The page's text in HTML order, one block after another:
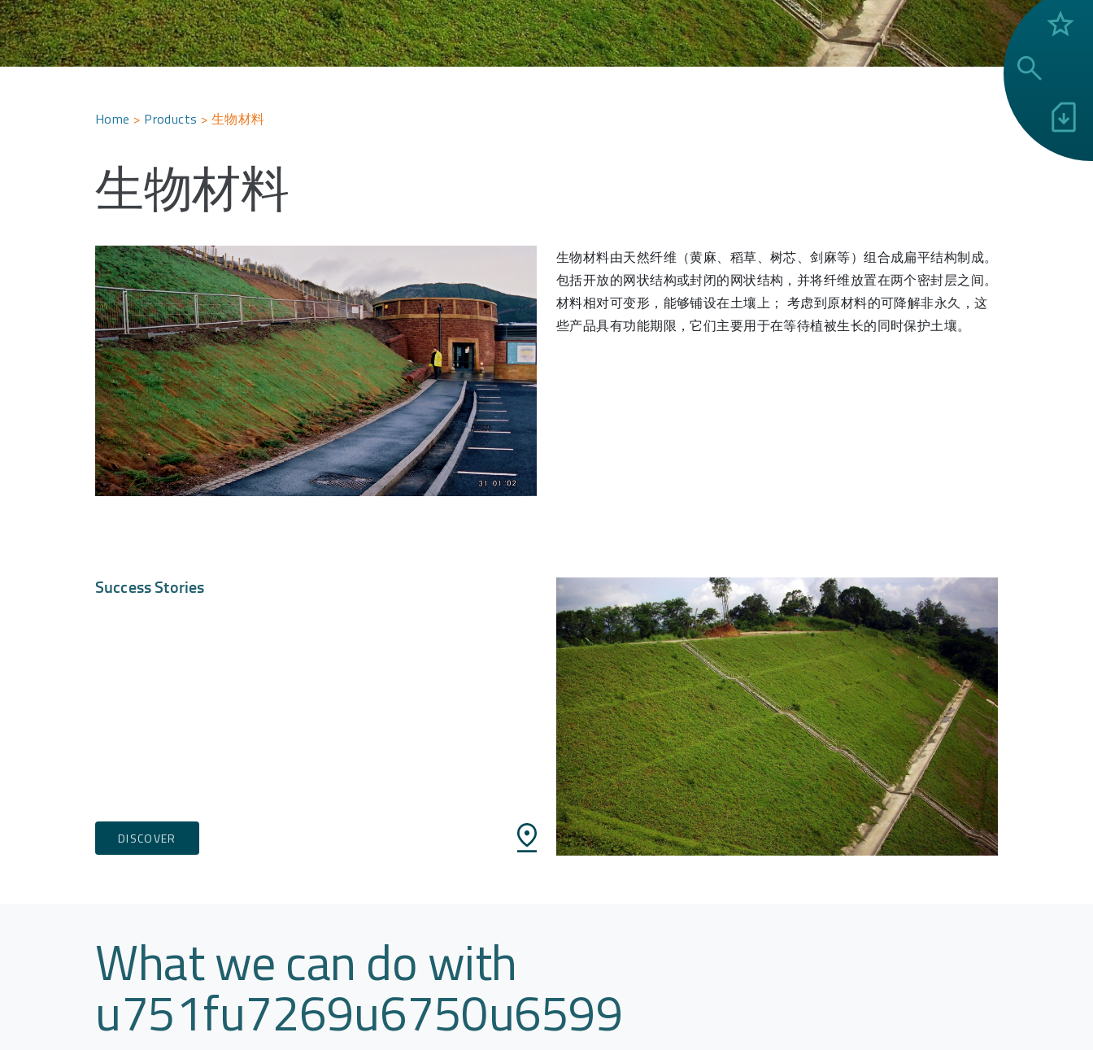
grade
search
sim_card_download
Home > Products > 生物材料
生物材料
生物材料由天然纤维（黄麻、稻草、树芯、剑麻等）组合成扁平结构制成。
包括开放的网状结构或封闭的网状结构，并将纤维放置在两个密封层之间。
材料相对可变形，能够铺设在土壤上； 考虑到原材料的可降解非永久，这
些产品具有功能期限，它们主要用于在等待植被生长的同时保护土壤。
Success Stories
DISCOVER
What we can do with
u751fu7269u6750u6599